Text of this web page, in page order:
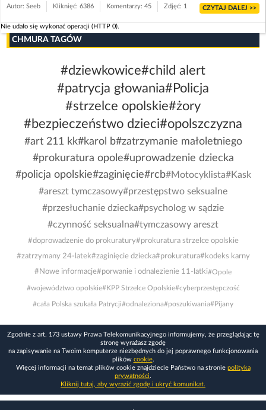
Autor: Seeb Kliknięć: 6386 Komentarzy: 45 Zdjęć: 1 CZYTAJ DALEJ >>
Nie udało się wykonać operacji (HTTP 0).
CHMURA TAGÓW
#dziewkowice#child alert
#patrycja głowania#Policja
#strzelce opolskie#żory
#bezpieczeństwo dzieci#opolszczyzna
#art 211 kk#karol b#zatrzymanie małoletniego
#prokuratura opole#uprowadzenie dziecka
#policja opolskie#zaginięcie#rcb#Motocyklista#Kask
#areszt tymczasowy#przestępstwo seksualne
#przesłuchanie dziecka#psycholog w sądzie
#czynność seksualna#tymczasowy areszt
#doprowadzenie do prokuratury#prokuratura strzelce opolskie
#zatrzymany 24-latek#zaginięcie dziecka#prokuratura#kodeks karny
#Nowe informacje#porwanie i odnalezienie 11-latki#Opole
#województwo opolskie#KPP Strzelce Opolskie#cyberprzestępczość
#cała Polska szukała Patrycji#odnaleziona#poszukiwania#Pijany
Zgodnie z art. 173 ustawy Prawa Telekomunikacyjnego informujemy, że przeglądając tę
stronę wyrażasz zgodę
na zapisywanie na Twoim komputerze niezbędnych do jej poprawnego funkcjonowania
plików cookie.
Więcej informacji na temat plików cookie znajdziecie Państwo na stronie polityka
prywatności.
Kliknij tutaj, aby wyrazić zgodę i ukryć komunikat.